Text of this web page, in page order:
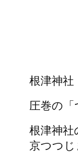
根津神社
圧巻の
根津神社
京つつじ